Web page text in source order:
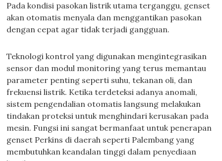
Pada kondisi pasokan listrik utama terganggu, genset
akan otomatis menyala dan menggantikan pasokan
dengan cepat agar tidak terjadi gangguan.
Teknologi kontrol yang digunakan mengintegrasikan
sensor dan modul monitoring yang terus memantau
parameter penting seperti suhu, tekanan oli, dan
frekuensi listrik. Ketika terdeteksi adanya anomali,
sistem pengendalian otomatis langsung melakukan
tindakan proteksi untuk menghindari kerusakan pada
mesin. Fungsi ini sangat bermanfaat untuk penerapan
genset Perkins di daerah seperti Palembang yang
membutuhkan keandalan tinggi dalam penyediaan